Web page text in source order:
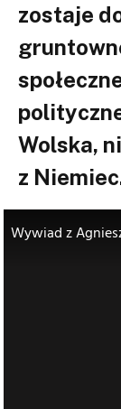
zostaje
Wolska,
z